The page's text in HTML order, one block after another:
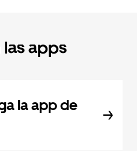
las apps
la app de